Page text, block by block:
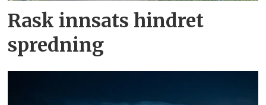
Rask innsats hindret
spredning